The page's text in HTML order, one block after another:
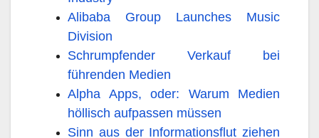
Alibaba Group Launches Music
Division
Schrumpfender Verkauf bei
führenden Medien
Alpha Apps, oder: Warum Medien
höllisch aufpassen müssen
Sinn aus der Informationsflut ziehen